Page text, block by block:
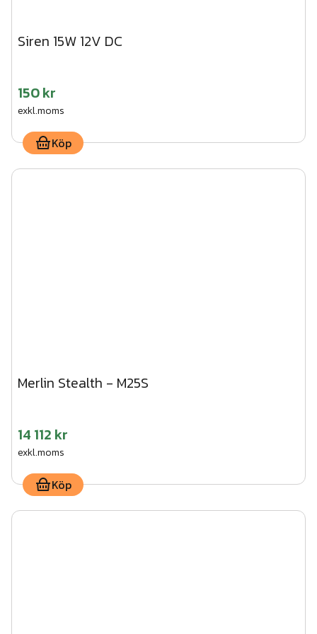
Siren 15W 12V DC
150 kr
exkl.moms
Köp
Merlin Stealth - M25S
14 112 kr
exkl.moms
Köp